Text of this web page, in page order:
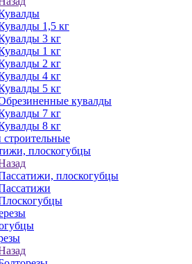
1,5 кг
3 кг
1 кг
2 кг
4 кг
5 кг
кувалды
7 кг
8 кг
плоскогубцы
плоскогубцы